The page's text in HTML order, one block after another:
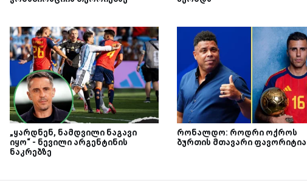
„ყარდნენ, ნამდვილი ნაგავი
იყო“ - ნევილი არგენტინის
ნაკრებზე
რონალდო: როდრი ოქროს
ბურთის მთავარი ფავორიტია